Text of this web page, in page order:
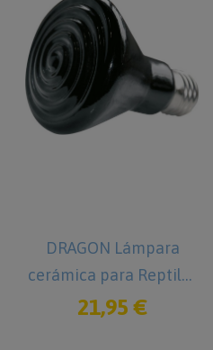
DRAGON Lámpara
cerámica para Reptiles
150 W
21,95 €